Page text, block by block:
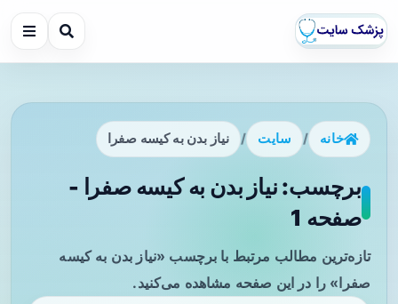
خانه / سایت / نیاز بدن به کیسه صفرا
برچسب: نیاز بدن به کیسه صفرا -
صفحه 1
تازه‌ترین مطالب مرتبط با برچسب «نیاز بدن به کیسه
صفرا» را در این صفحه مشاهده می‌کنید.